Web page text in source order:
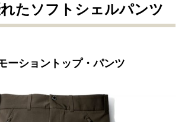
たソフトシェルパンツ
ーショントップ・パンツ